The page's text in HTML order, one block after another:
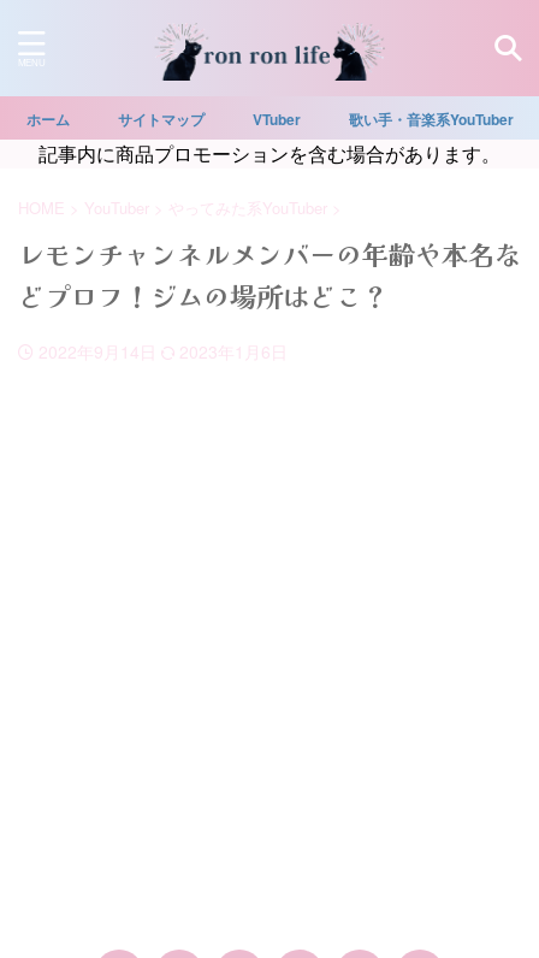
ホーム サイトマップ VTuber 歌い手・音楽系YouTuber
記事内に商品プロモーションを含む場合があります。
HOME > YouTuber > やってみた系YouTuber >
レモンチャンネルメンバーの年齢や本名な
どプロフ！ジムの場所はどこ？
2022年9月14日 2023年1月6日